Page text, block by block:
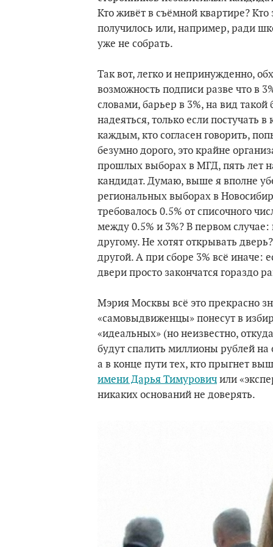
Кто живёт в съёмной квартире?
получилось или, например, ради
уже не собрать.
Так вот, легко и непринужденно,
возможность подписи разве что в
словами, барьер в 3%, на вид
надеяться, только если постучать
каждым, кто согласен говорить,
безумно дорого, это крайне
прошлых выборах в МГД, пять лет
кандидат. Думаю, выше я вполне
региональных выборах в
требовалось 0.5% от списочного
между 0.5% и 3%? В первом
другому. Не хотят открывать
другой. А при сборе 3% всё иначе:
двери просто закончатся гораздо
Мэрия Москвы всё это прекрасно
«самовыдвиженцы» понесут в
«идеальных» (но неизвестно,
будут спалить миллионы рублей
а в конце пути тех, кто прыгнет
имени Дарья Тимурович или
никаких оснований не доверять.